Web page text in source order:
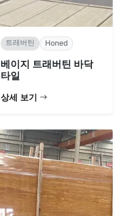
트래버틴 Honed
베이지 트래버틴 바닥
타일
상세 보기